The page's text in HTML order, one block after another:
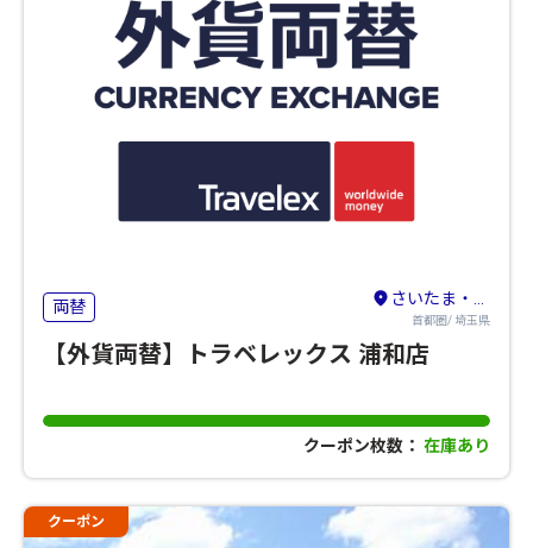
両替 さいたま・川口
首都圏/ 埼玉県
【外貨両替】トラベレックス 浦和店
クーポン枚数： 在庫あり
クーポン